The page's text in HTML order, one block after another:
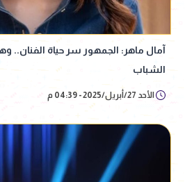
آمال ماهر: الجمهور سر حياة الفنان..
الشباب
الأحد 27/أبريل/2025 - 04:39 م